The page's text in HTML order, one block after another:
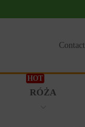
Contact
RÓŻA
HOT